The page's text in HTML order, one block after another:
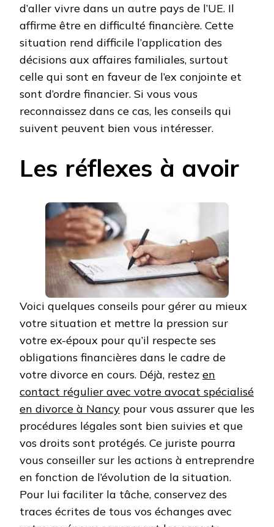
d’aller vivre dans un autre pays de l’UE. Il
affirme être en difficulté financière. Cette
situation rend difficile l’application des
décisions aux affaires familiales, surtout
celle qui sont en faveur de l’ex conjointe et
sont d’ordre financier. Si vous vous
reconnaissez dans ce cas, les conseils qui
suivent peuvent bien vous intéresser.
Les réflexes à avoir
Voici quelques conseils pour gérer au mieux
votre situation et mettre la pression sur
votre ex-époux pour qu’il respecte ses
obligations financières dans le cadre de
votre divorce en cours. Déjà, restez en
contact régulier avec votre avocat spécialisé
en divorce à Nancy pour vous assurer que les
procédures légales sont bien suivies et que
vos droits sont protégés. Ce juriste pourra
vous conseiller sur les actions à entreprendre
en fonction de l’évolution de la situation.
Pour lui faciliter la tâche, conservez des
traces écrites de tous vos échanges avec